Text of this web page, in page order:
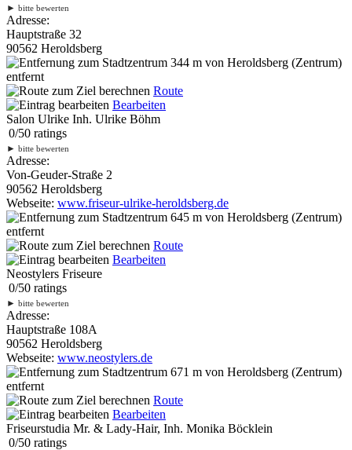
► bitte bewerten
Adresse:
Hauptstraße 32
90562 Heroldsberg
344 m von Heroldsberg (Zentrum)
entfernt
Route
Bearbeiten
Salon Ulrike Inh. Ulrike Böhm
0/50 ratings
► bitte bewerten
Adresse:
Von-Geuder-Straße 2
90562 Heroldsberg
Webseite: www.friseur-ulrike-heroldsberg.de
645 m von Heroldsberg (Zentrum)
entfernt
Route
Bearbeiten
Neostylers Friseure
0/50 ratings
► bitte bewerten
Adresse:
Hauptstraße 108A
90562 Heroldsberg
Webseite: www.neostylers.de
671 m von Heroldsberg (Zentrum)
entfernt
Route
Bearbeiten
Friseurstudia Mr. & Lady-Hair, Inh. Monika Böcklein
0/50 ratings